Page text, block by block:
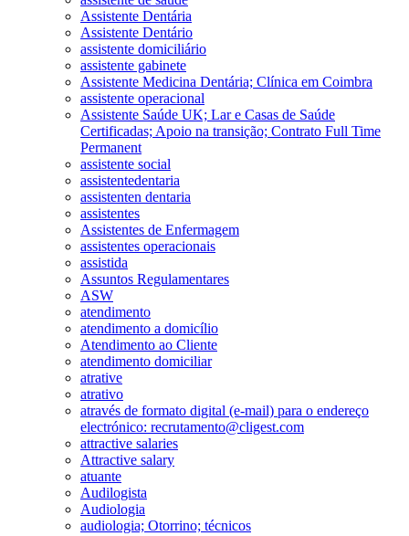
Assistente Dentária
Assistente Dentário
assistente domiciliário
assistente gabinete
Assistente Medicina Dentária; Clínica em Coimbra
assistente operacional
Assistente Saúde UK; Lar e Casas de Saúde
Certificadas; Apoio na transição; Contrato Full Time
Permanent
assistente social
assistentedentaria
assistenten dentaria
assistentes
Assistentes de Enfermagem
assistentes operacionais
assistida
Assuntos Regulamentares
ASW
atendimento
atendimento a domicílio
Atendimento ao Cliente
atendimento domiciliar
atrative
atrativo
através de formato digital (e-mail) para o endereço
electrónico: recrutamento@cligest.com
attractive salaries
Attractive salary
atuante
Audilogista
Audiologia
audiologia; Otorrino; técnicos